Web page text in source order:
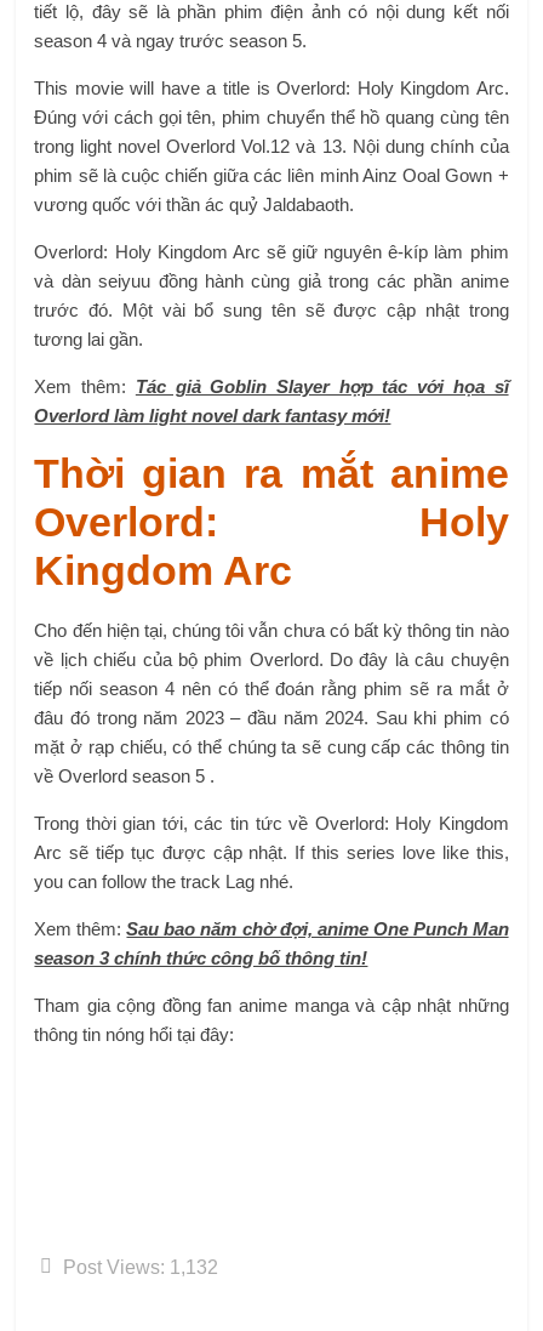
tiết lộ, đây sẽ là phần phim điện ảnh có nội dung kết nối
season 4 và ngay trước season 5.
This movie will have a title is Overlord: Holy Kingdom Arc.
Đúng với cách gọi tên, phim chuyển thể hồ quang cùng tên
trong light novel Overlord Vol.12 và 13. Nội dung chính của
phim sẽ là cuộc chiến giữa các liên minh Ainz Ooal Gown +
vương quốc với thần ác quỷ Jaldabaoth.
Overlord: Holy Kingdom Arc sẽ giữ nguyên ê-kíp làm phim
và dàn seiyuu đồng hành cùng giả trong các phần anime
trước đó. Một vài bổ sung tên sẽ được cập nhật trong
tương lai gần.
Xem thêm: Tác giả Goblin Slayer hợp tác với họa sĩ
Overlord làm light novel dark fantasy mới!
Thời gian ra mắt anime
Overlord: Holy
Kingdom Arc
Cho đến hiện tại, chúng tôi vẫn chưa có bất kỳ thông tin nào
về lịch chiếu của bộ phim Overlord. Do đây là câu chuyện
tiếp nối season 4 nên có thể đoán rằng phim sẽ ra mắt ở
đâu đó trong năm 2023 – đầu năm 2024. Sau khi phim có
mặt ở rạp chiếu, có thể chúng ta sẽ cung cấp các thông tin
về Overlord season 5 .
Trong thời gian tới, các tin tức về Overlord: Holy Kingdom
Arc sẽ tiếp tục được cập nhật. If this series love like this,
you can follow the track Lag nhé.
Xem thêm:Sau bao năm chờ đợi, anime One Punch Man
season 3 chính thức công bố thông tin!
Tham gia cộng đồng fan anime manga và cập nhật những
thông tin nóng hổi tại đây:
Post Views: 1,132